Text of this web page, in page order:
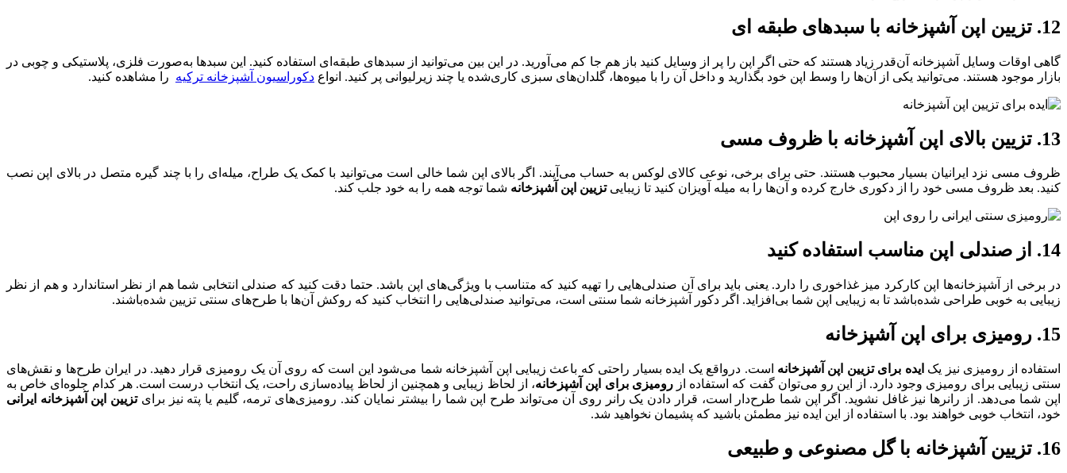
12. تزیین اپن آشپزخانه با سبدهای طبقه‌ ای
گاهی اوقات وسایل آشپزخانه آن‌قدر زیاد هستند که حتی اگر اپن را پر از وسایل کنید باز هم جا کم می‌آورید. در این بین می‌توانید از سبدهای طبقه‌ای استفاده کنید. این سبدها به‌صورت فلزی، پلاستیکی و چوبی در
بازار موجود هستند. می‌توانید یکی از آن‌ها را وسط اپن خود بگذارید و داخل آن را با میوه‌ها، گلدان‌های سبزی کاری‌شده یا چند زیرلیوانی پر کنید. انواع دکوراسیون آشپزخانه ترکیه را مشاهده کنید.
13. تزیین بالای اپن آشپزخانه با ظروف مسی
ظروف مسی نزد ایرانیان بسیار محبوب هستند. حتی برای برخی، نوعی کالای لوکس به حساب می‌آیند. اگر بالای اپن شما خالی است می‌توانید با کمک یک طراح، میله‌ای را با چند گیره متصل در بالای اپن نصب
کنید. بعد ظروف مسی خود را از دکوری خارج کرده و آن‌ها را به میله آویزان کنید تا زیبایی تزیین اپن آشپزخانه شما توجه همه را به خود جلب کند.
14. از صندلی اپن مناسب استفاده کنید
در برخی از آشپزخانه‌ها اپن کارکرد میز غذاخوری را دارد. یعنی باید برای آن صندلی‌هایی را تهیه کنید که متناسب با ویژگی‌های اپن باشد. حتما دقت کنید که صندلی انتخابی شما هم از نظر استاندارد و هم از نظر
زیبایی به خوبی طراحی شده‌باشد تا به زیبایی اپن شما بی‌افزاید. اگر دکور آشپزخانه شما سنتی است، می‌توانید صندلی‌هایی را انتخاب کنید که روکش آن‌ها با طرح‌های سنتی تزیین شده‌باشند.
15. رومیزی برای اپن آشپزخانه
استفاده از رومیزی نیز یک ایده برای تزیین اپن آشپزخانه است. درواقع یک ایده بسیار راحتی که باعث زیبایی اپن آشپزخانه شما می‌شود این است که روی آن یک رومیزی قرار دهید. در ایران طرح‌ها و نقش‌های
سنتی زیبایی برای رومیزی وجود دارد. از این رو می‌توان گفت که استفاده ازرومیزی برای اپن آشپزخانه، از لحاظ زیبایی و همچنین از لحاظ پیاده‌سازی راحت، یک انتخاب درست است. هر کدام جلوه‌ای خاص به
اپن شما می‌دهد. از رانرها نیز غافل نشوید. اگر اپن شما طرح‌دار است، قرار دادن یک رانر روی آن می‌تواند طرح اپن شما را بیشتر نمایان کند. رومیزی‌های ترمه، گلیم یا پته نیز برایتزیین اپن آشپزخانه ایرانی
خود، انتخاب خوبی خواهند بود. با استفاده از این ایده نیز مطمئن باشید که پشیمان نخواهید شد.
16. تزیین آشپزخانه با گل مصنوعی و طبیعی